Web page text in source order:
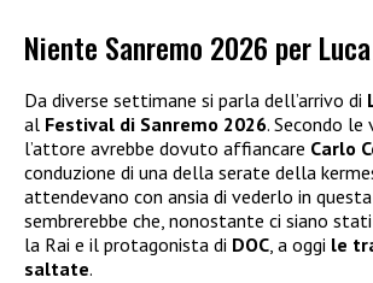
Niente Sanremo 2026 per
Da diverse settimane si parla dell’arrivo di
al Festival di Sanremo 2026. Secondo le
l’attore avrebbe dovuto affiancare Carlo
conduzione di una della serate della
attendevano con ansia di vederlo in
sembrerebbe che, nonostante ci siano
la Rai e il protagonista di DOC, a oggi le
saltate.